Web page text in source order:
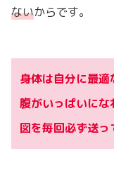
ないからです。
身体は自分に最
腹がいっぱいに
図を毎回必ず送っ